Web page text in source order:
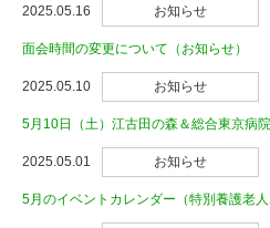
2025.05.16 お知らせ
面会時間の変更について（お知らせ）
2025.05.10 お知らせ
5月10日（土）江古田の森＆総合東京病
2025.05.01 お知らせ
5月のイベントカレンダー（特別養護老人